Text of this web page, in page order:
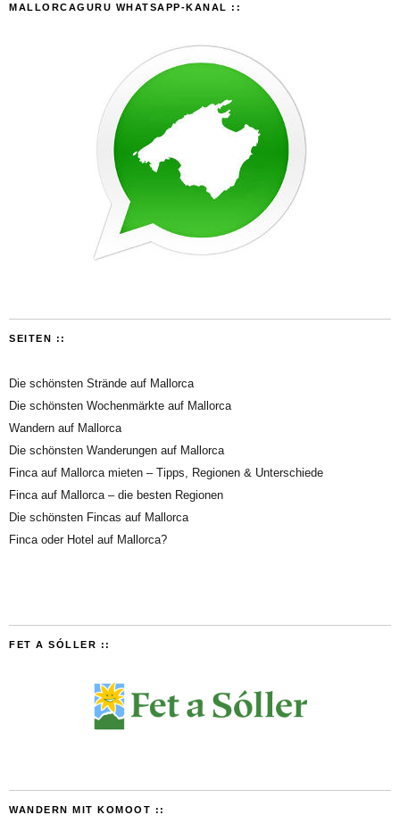
MALLORCAGURU WHATSAPP-KANAL ::
SEITEN ::
Die schönsten Strände auf Mallorca
Die schönsten Wochenmärkte auf Mallorca
Wandern auf Mallorca
Die schönsten Wanderungen auf Mallorca
Finca auf Mallorca mieten – Tipps, Regionen & Unterschiede
Finca auf Mallorca – die besten Regionen
Die schönsten Fincas auf Mallorca
Finca oder Hotel auf Mallorca?
FET A SÓLLER ::
WANDERN MIT KOMOOT ::